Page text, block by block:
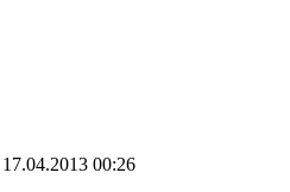
17.04.2013 00:26